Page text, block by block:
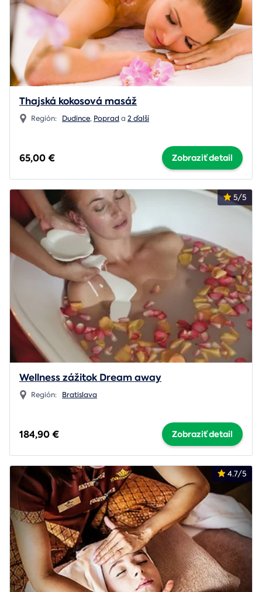
Thajská kokosová masáž
Región: Dudince, Poprada 2 ďalší
65,00 € Zobraziť detail
5/5
Wellness zážitok Dream away
Región: Bratislava
184,90 € Zobraziť detail
4.7/5